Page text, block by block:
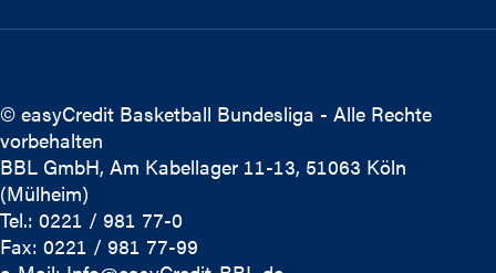
© easyCredit Basketball Bundesliga - Alle Rechte
vorbehalten
BBL GmbH, Am Kabellager 11-13, 51063 Köln
(Mülheim)
Tel.: 0221 / 981 77-0
Fax: 0221 / 981 77-99